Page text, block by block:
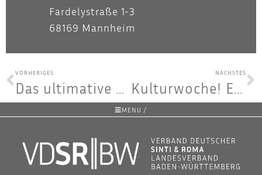
Fardelystraße 1-3
68169 Mannheim
VORHERIGES
Das ulti­ma­ti­ve Som­mer-Boos­ter-Feri­en­camp mit Mr. Quick – vom 29.08. bis 09.09.
NÄCHSTES
Kul­tur­wo­che! Eröff­nungs­fei­er & Dance-Performance
MENU /